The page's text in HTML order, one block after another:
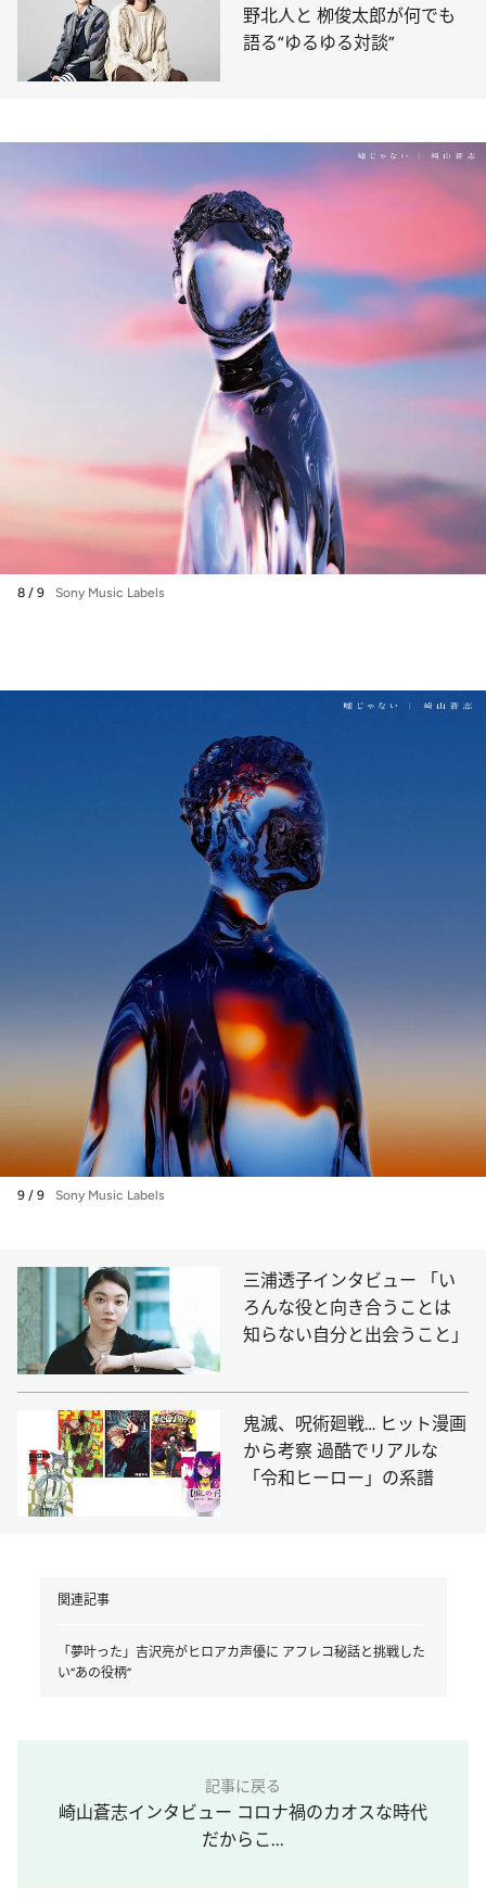
野北人と 栁俊太郎が何でも
語る“ゆるゆる対談”
8 / 9 Sony Music Labels
9 / 9 Sony Music Labels
三浦透子インタビュー 「い
ろんな役と向き合うことは
知らない自分と出会うこと」
鬼滅、呪術廻戦… ヒット漫画
から考察 過酷でリアルな
「令和ヒーロー」の系譜
関連記事
「夢叶った」吉沢亮がヒロアカ声優に アフレコ秘話と挑戦した
い“あの役柄”
記事に戻る
崎山蒼志インタビュー コロナ禍のカオスな時代
だからこ...